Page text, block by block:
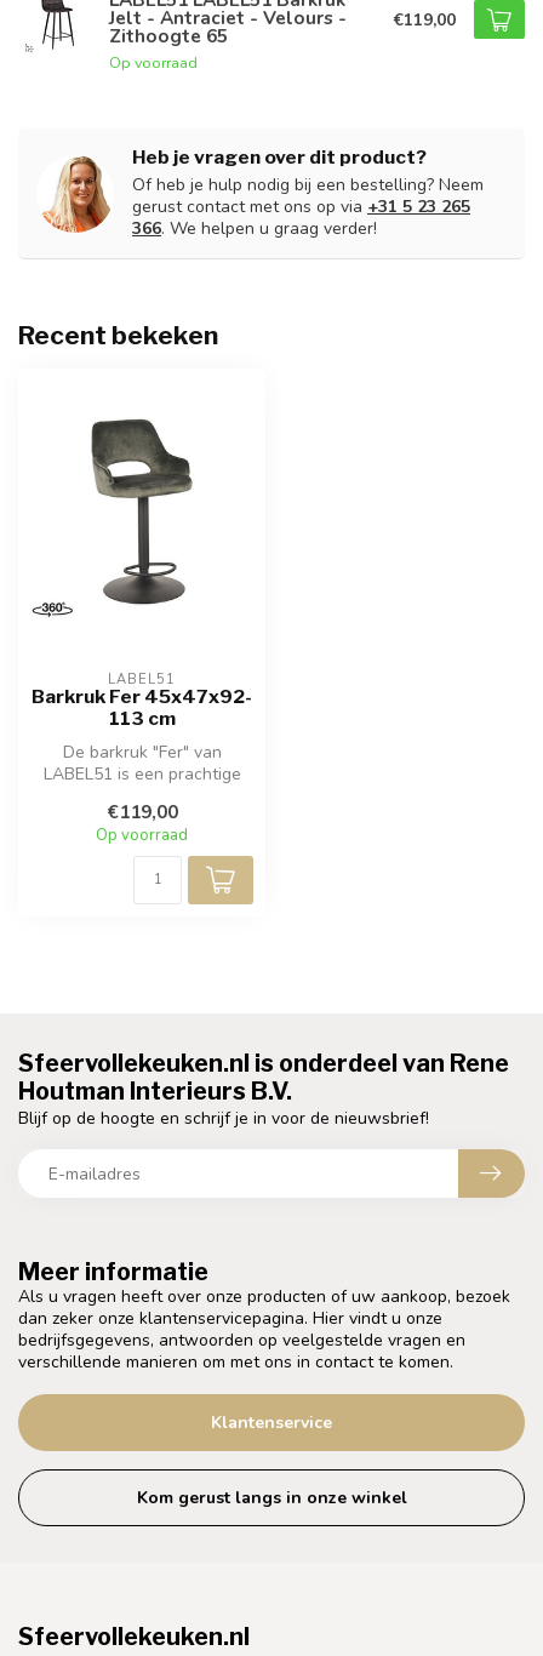
Jelt - Antraciet - Velours -
Zithoogte 65
Op voorraad
€119,00
Heb je vragen over dit product?
Of heb je hulp nodig bij een bestelling? Neem
gerust contact met ons op via +31 5 23 265
366. We helpen u graag verder!
Recent bekeken
LABEL51
Barkruk Fer 45x47x92-
113 cm
De barkruk "Fer" van
LABEL51 is een prachtige
verfijning...
€119,00
Op voorraad
Meer informatie
Als u vragen heeft over onze producten of uw aankoop, bezoek
dan zeker onze klantenservicepagina. Hier vindt u onze
bedrijfsgegevens, antwoorden op veelgestelde vragen en
verschillende manieren om met ons in contact te komen.
Klantenservice
Kom gerust langs in onze winkel
Sfeervollekeuken.nl is onderdeel van Rene
Houtman Interieurs B.V.
Blijf op de hoogte en schrijf je in voor de nieuwsbrief!
Sfeervollekeuken.nl